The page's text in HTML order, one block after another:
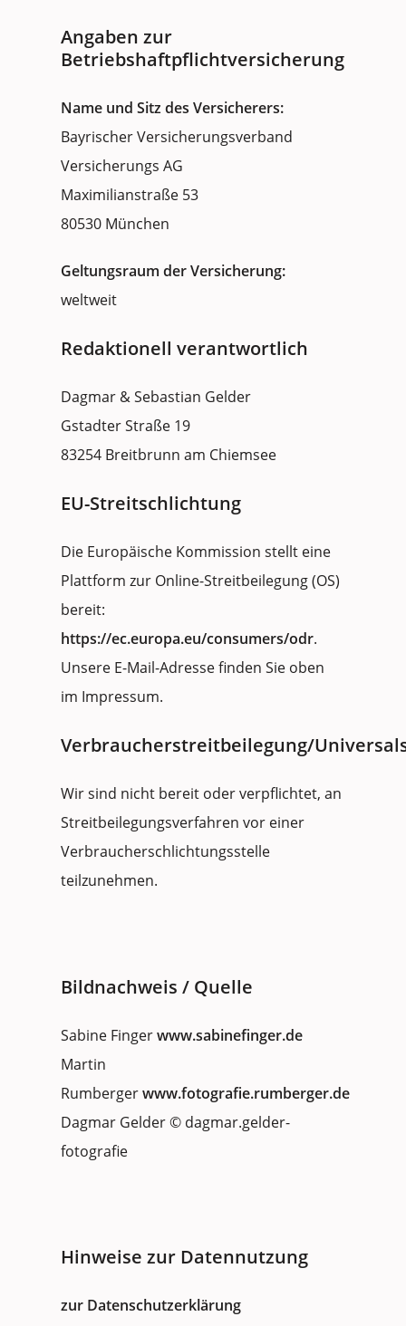
Angaben zur
Betriebshaftpflichtversicherung
Name und Sitz des Versicherers:
Bayrischer Versicherungsverband
Versicherungs AG
Maximilianstraße 53
80530 München
Geltungsraum der Versicherung:
weltweit
Redaktionell verantwortlich
Dagmar & Sebastian Gelder
Gstadter Straße 19
83254 Breitbrunn am Chiemsee
EU-Streitschlichtung
Die Europäische Kommission stellt eine
Plattform zur Online-Streitbeilegung (OS)
bereit:
https://ec.europa.eu/consumers/odr.
Unsere E-Mail-Adresse finden Sie oben
im Impressum.
Verbraucherstreitbeilegung/
Wir sind nicht bereit oder verpflichtet, an
Streitbeilegungsverfahren vor einer
Verbraucherschlichtungsstelle
teilzunehmen.
Bildnachweis / Quelle
Sabine Fingerwww.sabinefinger.de
Martin
Rumbergerwww.fotografie.rumberger.de
Dagmar Gelder © dagmar.gelder-
fotografie
Hinweise zur Datennutzung
zur Datenschutzerklärung